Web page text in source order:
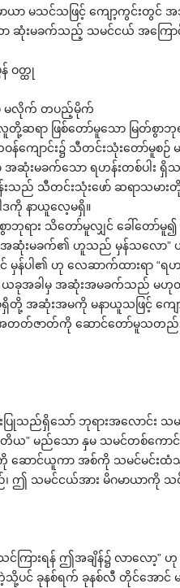
ာယာ မသင်သဖြင့် ကျော့ကွင်းတွင်
ဆုံးမခက်သည့် သမင်ငယ် အကြော
န် ဝတ္ထု
မလိုက် တပည့်မိုက်
ဆရာ ဖြစ်တော်မူသော မြတ်စွာဘု
န်ကျောင်း၌ သီတင်းသုံးတော်မူစဉ်
အဆုံးမခက်သော ရဟန်းတစ်ပါး
းသည် သီတင်းသုံးဖော် ဆရာသမာ
ါဒကို နာယူလေ့မရှိ။
ာဘုရား သိတော်မူလျှင် ခေါ်တော်မူ၍
ဆုံးမခက်၏ ဟူသည် မှန်သလော” ဟု
မှန်ပါ၏ ဟု လေဆာက်ထားရာ “ရ
ယခုအခါမှ အဆုံးအမခက်သည် မဟုတ်၊
တို့ အဆုံးအမကို မနာယူသဖြင့် ကျ
အတတ်ဇာတ်ကို ဆောင်တော်မူသတည်
းပြုသည်ရှိသော် ဘုရားအလောင်း သ
ာတိယ” မည်သော နှမ သမင်တစ်ကေ
ောင်ယူကာ အစ်ကို သမင်မင်းထံသွ
သမင်ငယ်အား မိဂမာယာကို သင်
ြားရန် ဤအချိန်၌ လာလော့” ဟု
သို့ပင် ခုနစ်ရက် ခုနစ်လီ တိုင်အောင်